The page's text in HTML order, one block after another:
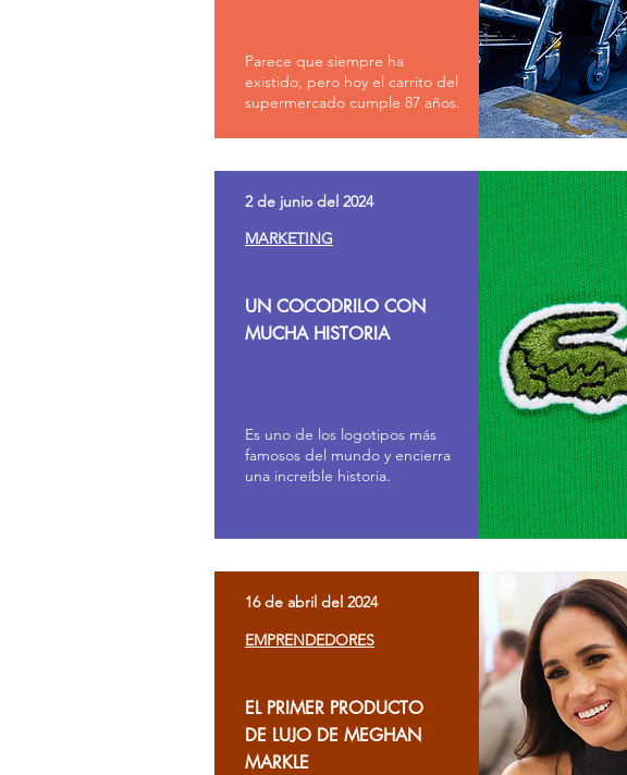
Parece que siempre ha
existido, pero hoy el carrito del
supermercado cumple 87 años.
2 de junio del 2024
MARKETING
UN COCODRILO CON
MUCHA HISTORIA
Es uno de los logotipos más
famosos del mundo y encierra
una increíble historia.
16 de abril del 2024
EMPRENDEDORES
EL PRIMER PRODUCTO
DE LUJO DE MEGHAN
MARKLE